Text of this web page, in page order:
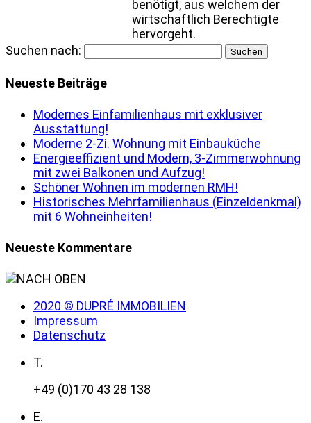
benötigt, aus welchem der
wirtschaftlich Berechtigte
hervorgeht.
Suchen nach:
Neueste Beiträge
Modernes Einfamilienhaus mit exklusiver
Ausstattung!
Moderne 2-Zi. Wohnung mit Einbauküche
Energieeffizient und Modern, 3-Zimmerwohnung
mit zwei Balkonen und Aufzug!
Schöner Wohnen im modernen RMH!
Historisches Mehrfamilienhaus (Einzeldenkmal)
mit 6 Wohneinheiten!
Neueste Kommentare
2020 © DUPRÉ IMMOBILIEN
Impressum
Datenschutz
T.
+49 (0)170 43 28 138
E.